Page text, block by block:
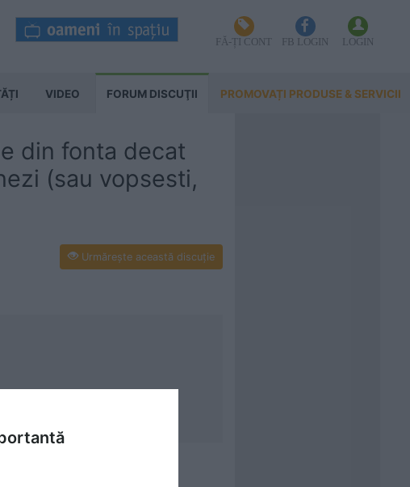
FĂ-ȚI CONT FB LOGIN LOGIN
VIDEO FORUM DISCUŢII PROMOVAȚI PRODUSE & SERVICII
din fonta decat
(sau vopsesti,
Urmăreşte această discuţie